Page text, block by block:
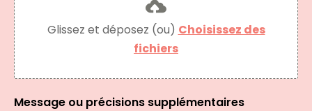
Glissez et déposez (ou) Choisissez des
fichiers
Message ou précisions supplémentaires